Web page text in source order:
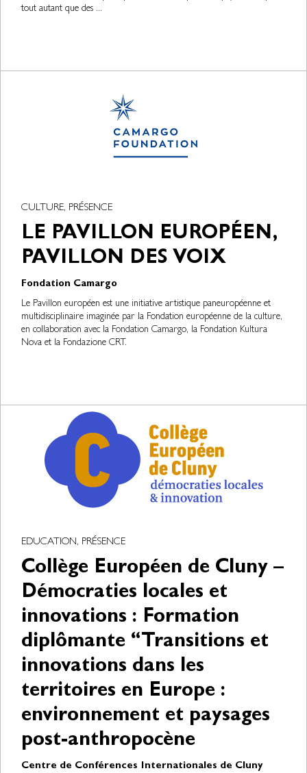
tout autant que des ...
CULTURE, PRÉSENCE
LE PAVILLON EUROPÉEN,
PAVILLON DES VOIX
Fondation Camargo
Le Pavillon européen est une initiative artistique paneuropéenne et
multidisciplinaire imaginée par la Fondation européenne de la culture,
en collaboration avec la Fondation Camargo, la Fondation Kultura
Nova et la Fondazione CRT.
EDUCATION, PRÉSENCE
Collège Européen de Cluny –
Démocraties locales et
innovations : Formation
diplômante “Transitions et
innovations dans les
territoires en Europe :
environnement et paysages
post-anthropocène
Centre de Conférences Internationales de Cluny